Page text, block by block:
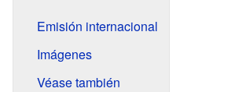
Emisión internacional
Imágenes
Véase también